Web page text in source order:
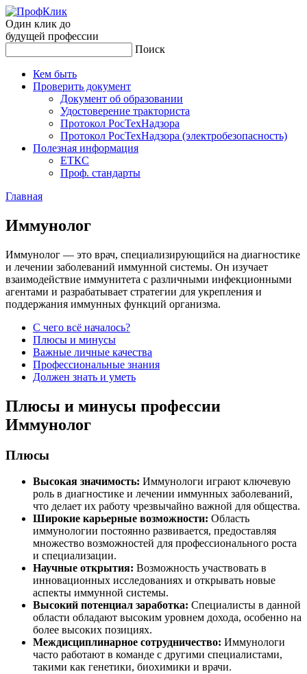
Один клик до
будущей профессии
Поиск
Кем быть
Проверить документ
Документ об образовании
Удостоверение тракториста
Протокол РосТехНадзора
Протокол РосТехНадзора (электробезопасность)
Полезная информация
ЕТКС
Проф. стандарты
Главная
Им­му­нолог
Иммунолог — это врач, специализирующийся на диагностике
и лечении заболеваний иммунной системы. Он изучает
взаимодействие иммунитета с различными инфекционными
агентами и разрабатывает стратегии для укрепления и
поддержания иммунных функций организма.
С чего всё началось?
Плюсы и минусы
Важные личные качества
Профессиональные знания
Должен знать и уметь
Плюсы и минусы профессии
Иммунолог
Плюсы
Высокая значимость: Иммунологи играют ключевую
роль в диагностике и лечении иммунных заболеваний,
что делает их работу чрезвычайно важной для общества.
Широкие карьерные возможности: Область
иммунологии постоянно развивается, предоставляя
множество возможностей для профессионального роста
и специализации.
Научные открытия: Возможность участвовать в
инновационных исследованиях и открывать новые
аспекты иммунной системы.
Высокий потенциал заработка: Специалисты в данной
области обладают высоким уровнем дохода, особенно на
более высоких позициях.
Междисциплинарное сотрудничество: Иммунологи
часто работают в команде с другими специалистами,
такими как генетики, биохимики и врачи.